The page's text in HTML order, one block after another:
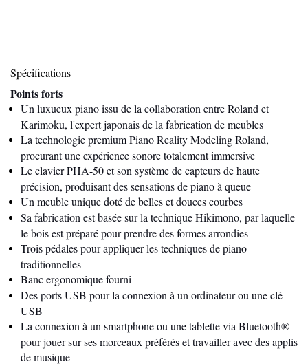
Spécifications
Points forts
Un luxueux piano issu de la collaboration entre Roland et
Karimoku, l'expert japonais de la fabrication de meubles
La technologie premium Piano Reality Modeling Roland,
procurant une expérience sonore totalement immersive
Le clavier PHA-50 et son système de capteurs de haute
précision, produisant des sensations de piano à queue
Un meuble unique doté de belles et douces courbes
Sa fabrication est basée sur la technique Hikimono, par laquelle
le bois est préparé pour prendre des formes arrondies
Trois pédales pour appliquer les techniques de piano
traditionnelles
Banc ergonomique fourni
Des ports USB pour la connexion à un ordinateur ou une clé
USB
La connexion à un smartphone ou une tablette via Bluetooth®
pour jouer sur ses morceaux préférés et travailler avec des applis
de musique